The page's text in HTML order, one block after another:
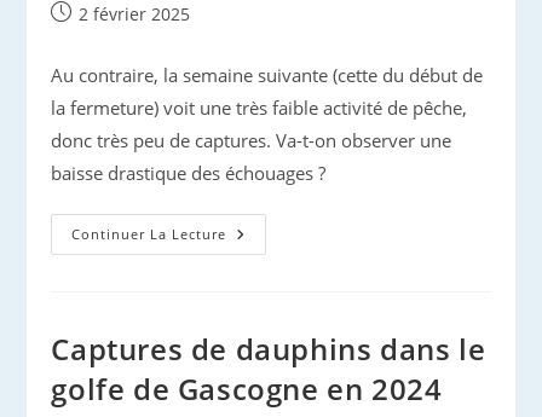
Publication
2 février 2025
Au contraire, la semaine suivante (cette du début de
la fermeture) voit une très faible activité de pêche,
donc très peu de captures. Va-t-on observer une
baisse drastique des échouages ?
Continuer La Lecture Mortalité
Et
De
Gascogne
8fev)
Captures de dauphins dans le
golfe de Gascogne en 2024